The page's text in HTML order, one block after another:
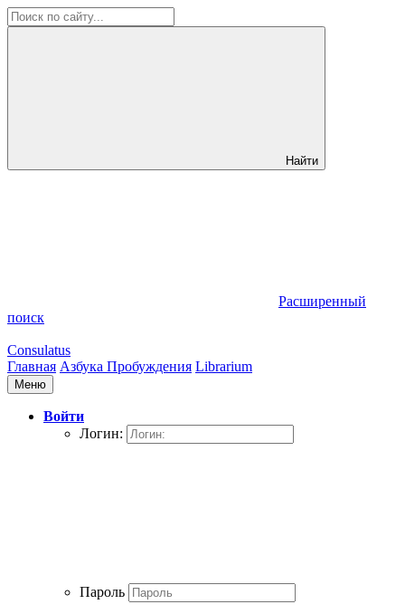
Найти
Расширенный
поиск
Consulatus
Главная Азбука Пробуждения Librarium
Меню
Войти
Логин:
Пароль